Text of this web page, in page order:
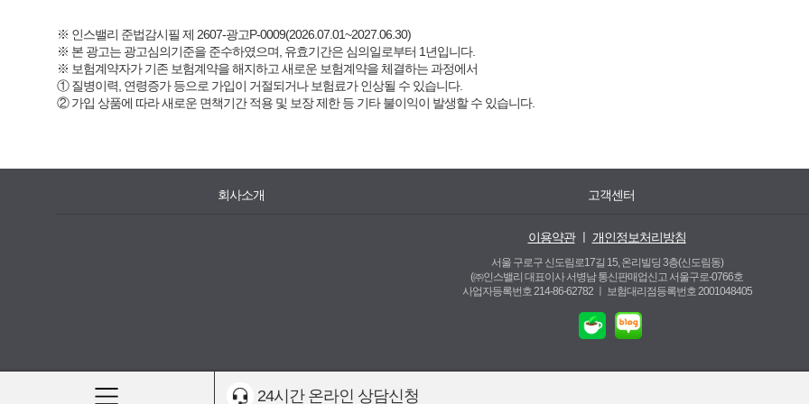
※ 인스밸리 준법감시필 제 2607-광고P-0009(2026.07.01~2027.06.30)
※ 본 광고는 광고심의기준을 준수하였으며, 유효기간은 심의일로부터 1년입니다.
※ 보험계약자가 기존 보험계약을 해지하고 새로운 보험계약을 체결하는 과정에서
① 질병이력, 연령증가 등으로 가입이 거절되거나 보험료가 인상될 수 있습니다.
② 가입 상품에 따라 새로운 면책기간 적용 및 보장 제한 등 기타 불이익이 발생할 수 있습니다.
회사소개 고객센터
이용약관ㅣ 개인정보처리방침
서울 구로구 신도림로17길 15, 온리빌딩 3층(신도림동)
(㈜인스밸리 대표이사 서병남 통신판매업신고 서울구로-0766호
사업자등록번호 214-86-62782 ㅣ 보험대리점등록번호 2001048405
24시간 온라인 상담신청